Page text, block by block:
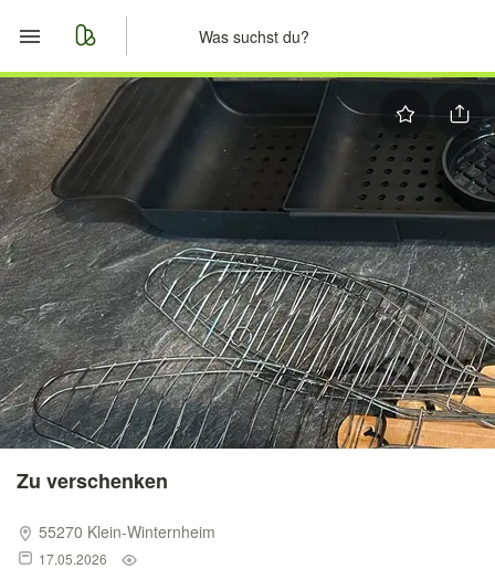
Start
Merkliste
Nachrichten
Anzeige aufgeben
Zu verschenken
55270 Klein-Winternheim
17.05.2026